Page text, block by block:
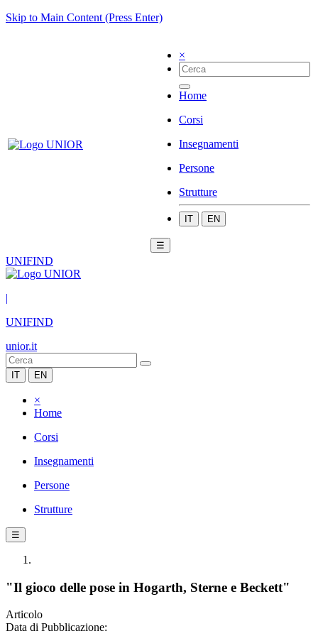
Skip to Main Content (Press Enter)
×
Home
Corsi
Insegnamenti
Persone
Strutture
IT EN
☰
UNIFIND
|
UNIFIND
unior.it
IT EN
×
Home
Corsi
Insegnamenti
Persone
Strutture
☰
"Il gioco delle pose in Hogarth, Sterne e Beckett"
Articolo
Data di Pubblicazione: